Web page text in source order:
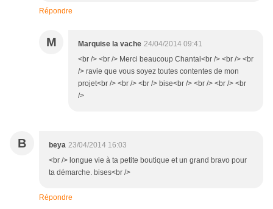
Répondre
M Marquise la vache 24/04/2014 09:41
<br /> <br /> Merci beaucoup Chantal<br /> <br /> <br
/> ravie que vous soyez toutes contentes de mon
projet<br /> <br /> <br /> bise<br /> <br /> <br /> <br
/>
B beya 23/04/2014 16:03
<br /> longue vie à ta petite boutique et un grand bravo pour
ta démarche. bises<br />
Répondre